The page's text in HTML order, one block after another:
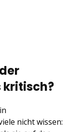
kritisch?
nicht wissen: